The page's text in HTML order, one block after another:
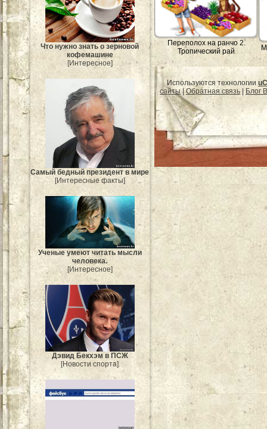
Что нужно знать о зерновой
кофемашине
[Интересное]
Самый бедный президент в мире
[Интересные факты]
Ученые умеют читать мысли
человека.
[Интересное]
Дэвид Бекхэм в ПСЖ
[Новости спорта]
Переполох на ранчо 2.
Тропический рай
Используются технологии
сайты|Обратная связь Блог